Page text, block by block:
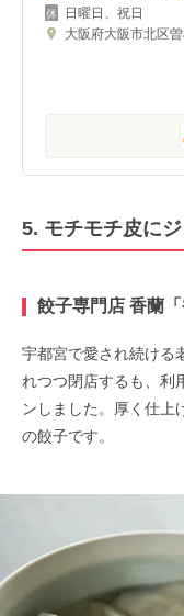
日曜日、祝日
大阪府大阪市北区
5. モチモチ皮に
餃子専門店 香蘭「
宇都宮で愛され続ける
れつつ閉店するも、利
ンしました。厚く仕上
の餃子です。